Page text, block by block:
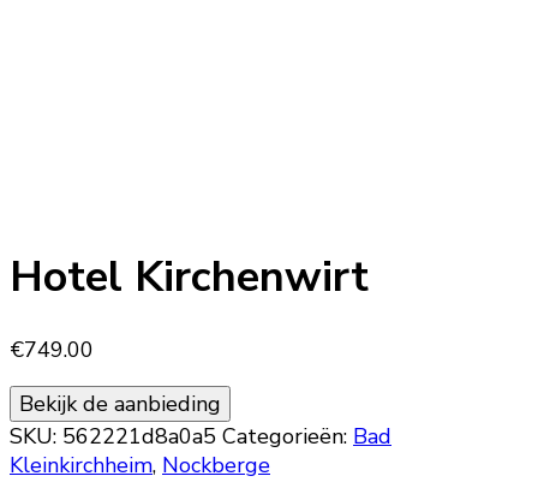
Hotel Kirchenwirt
€749.00
Bekijk de aanbieding
SKU: 562221d8a0a5 Categorieën: Bad
Kleinkirchheim, Nockberge